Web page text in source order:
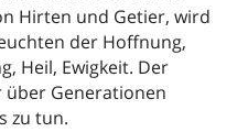
Hirten und Getier, wird
der Hoffnung,
Heil, Ewigkeit. Der
über Generationen
zu tun.